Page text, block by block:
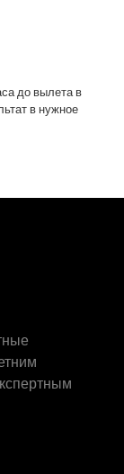
до вылета в
в нужное